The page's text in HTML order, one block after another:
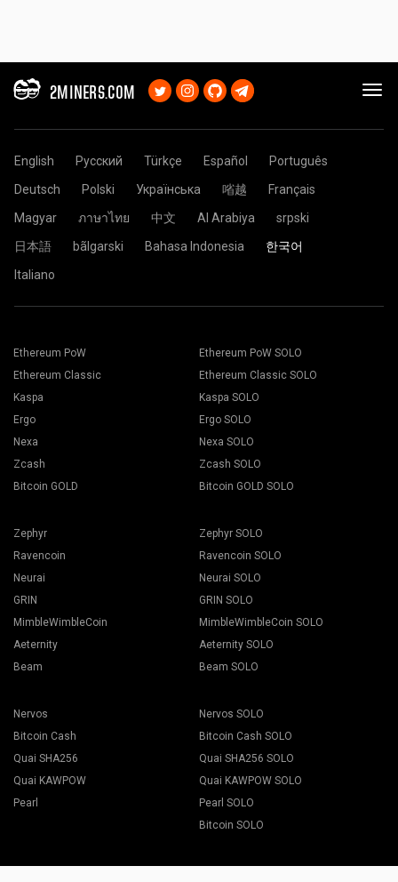
2MINERS.COM
English Русский Türkçe Español
Português
Deutsch
Polski Українська 㗂越
Français
Magyar
ภาษาไทย 中文 Al Arabiya
srpski
日本語
bãlgarski Bahasa Indonesia
한국어
Italiano
Ethereum PoW
Ethereum Classic
Kaspa
Ergo
Nexa
Zcash
Bitcoin GOLD
Ethereum PoW SOLO
Ethereum Classic SOLO
Kaspa SOLO
Ergo SOLO
Nexa SOLO
Zcash SOLO
Bitcoin GOLD SOLO
Zephyr
Ravencoin
Neurai
GRIN
MimbleWimbleCoin
Aeternity
Beam
Zephyr SOLO
Ravencoin SOLO
Neurai SOLO
GRIN SOLO
MimbleWimbleCoin SOLO
Aeternity SOLO
Beam SOLO
Nervos
Bitcoin Cash
Quai SHA256
Quai KAWPOW
Pearl
Nervos SOLO
Bitcoin Cash SOLO
Quai SHA256 SOLO
Quai KAWPOW SOLO
Pearl SOLO
Bitcoin SOLO